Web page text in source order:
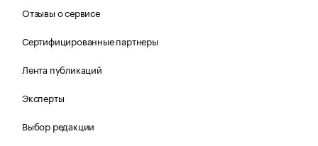
Отзывы о сервисе
Сертифицированные партнеры
Лента публикаций
Эксперты
Выбор редакции